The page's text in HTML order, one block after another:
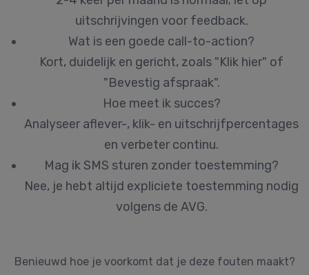
uitschrijvingen voor feedback.
Wat is een goede call-to-action?
Kort, duidelijk en gericht, zoals "Klik hier" of
"Bevestig afspraak".
Hoe meet ik succes?
Analyseer aflever-, klik- en uitschrijfpercentages
en verbeter continu.
Mag ik SMS sturen zonder toestemming?
Nee, je hebt altijd expliciete toestemming nodig
volgens de AVG.
Benieuwd hoe je voorkomt dat je deze fouten maakt?